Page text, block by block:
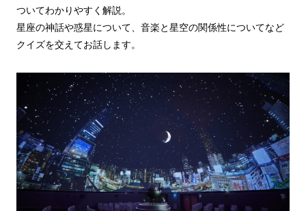
ついてわかりやすく解説。
星座の神話や惑星について、音楽と星空の関係性についてなど
クイズを交えてお話します。